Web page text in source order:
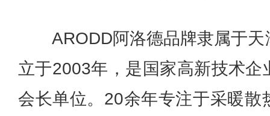
ARODD阿洛德品牌隶属于
立于2003年，是国家高新技术企
会长单位。20余年专注于采暖散